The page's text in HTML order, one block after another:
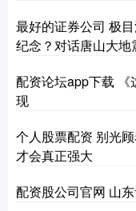
最好的证券公司 极
纪念？对话唐山大
配资论坛app下载 《
现
个人股票配资 别光
才会真正强大
配资股公司官网 山